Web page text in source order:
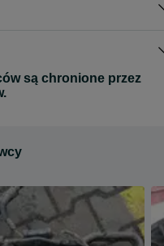
są chronione przez